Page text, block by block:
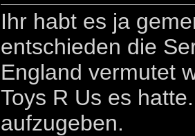
Ihr habt es ja
entschieden die
England vermutet
Toys R Us es
aufzugeben.